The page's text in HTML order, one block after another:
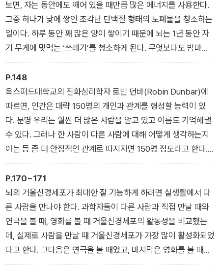
로 디지털 디톡스를 해야 할지를 이해하기 쉽게 설명해준다는 점
에서 뇌 과학 건강서라 할 수 있는 이 책은 현재 스웨덴에서만 8
만 부가량 판매되었고 12개국에 판권이 팔렸으며 국민 건강에 이
바지한 개인이나 단체에 주는 상인 2019 헬스 어워드를 비롯하
기에 힙입어 공중파 TV인 SVT에서 <당신의 뇌(Dinhjärna)>라
는 프로그램을 진행한 바 있는데 스티븐 핑커, 로버트 새폴스키,
수전 그린필드, 리처드 도킨스 등 세계적인 석학들을 게스트로 초
대해서 큰 화제를 불러일으켰다.
보면, 자는 동안에도 깨어 있을 때만큼 많은 에너지를 사용한다.
그중 하나가 낮에 쌓인 조각난 단백질 형태의 노폐물을 청소하는
일이다. 하루 동안 꽤 많은 양이 쌓이기 때문에 뇌는 1년 동안 자
기 무게에 맞먹는 ‘쓰레기’를 청소하게 된다. 무엇보다도 밤마다
청소하는 습관은 뇌가 제대로 기능하는 데 매우 중요하다.
P.148
옥스퍼드대학교의 진화심리학자 로빈 던바(Robin Dunbar)에
따르면, 인간은 대략 150명의 개인과 관계를 형성할 능력이 있
다. 분명 우리는 훨씬 더 많은 사람을 알고 있고 이름도 기억해낼
수 있다. 그러나 한 사람이 다른 사람에 대해 어떻게 생각하는지
아는 등 좀 더 안정적인 관계로 따지자면 150명 정도라고 한다.
이 숫자를 ‘던바의 숫자(Dunbar’s number)’라고 부른다.
P.170~171
뇌의 거울신경세포가 최대한 잘 기능하게 하려면 실생활에서 다
른 사람을 만나야 한다. 과학자들이 다른 사람과 직접 만날 때와
연극을 볼 때, 영화를 볼 때 거울신경세포의 활동성을 비교했는
데, 실제로 사람을 만날 때 거울신경세포가 가장 많이 활성화되었
다고 한다. 그다음은 연극을 볼 때였고, 마지막은 영화를 볼 때였
다.